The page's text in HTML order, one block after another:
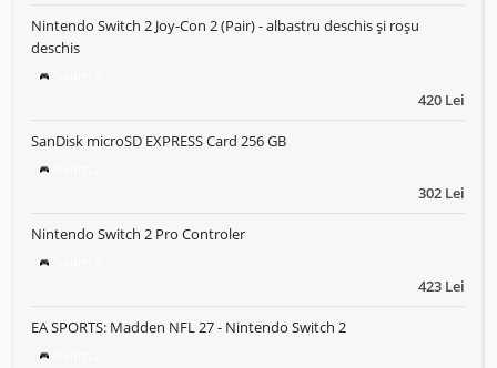
420 Lei
Nintendo Switch 2 Joy-Con 2 (Pair) - albastru deschis și roșu
deschis
302 Lei
SanDisk microSD EXPRESS Card 256 GB
423 Lei
Nintendo Switch 2 Pro Controler
EA SPORTS: Madden NFL 27 - Nintendo Switch 2